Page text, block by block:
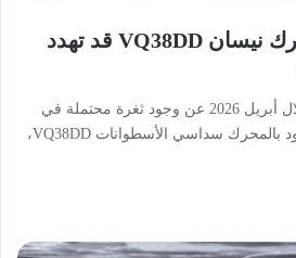
مشكلة فنية في محرك نيسان VQ38DD قد تهدد
كشفت تقارير فنية حديثة خلال أبريل 2026 عن وجود ثغرة محتملة في
محرك Nissan Frontier المزود بالمحرك سداسي الأسطوانات VQ38DD،